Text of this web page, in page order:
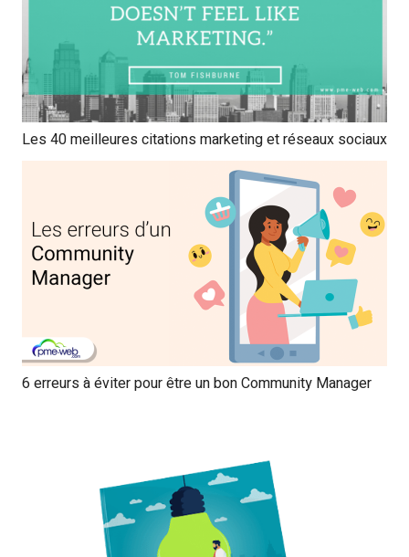
Les 40 meilleures citations marketing et réseaux sociaux
6 erreurs à éviter pour être un bon Community Manager